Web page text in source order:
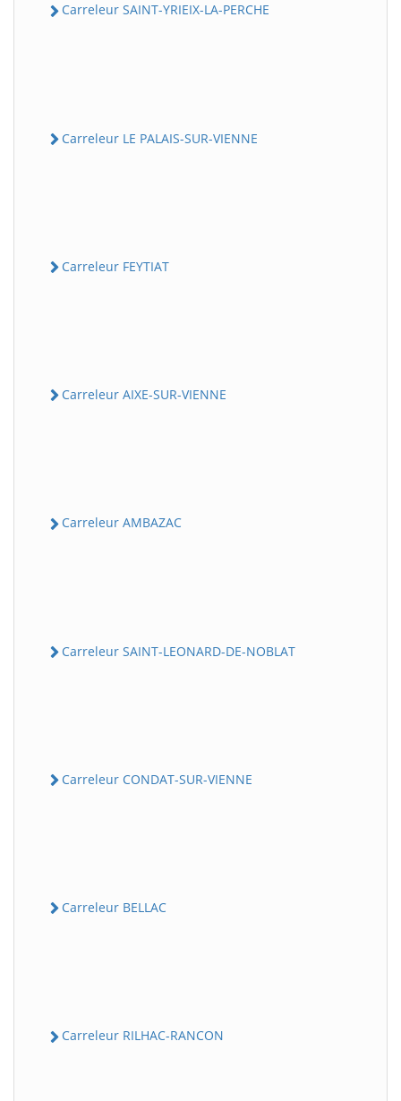
Carreleur SAINT-YRIEIX-LA-PERCHE
Carreleur LE PALAIS-SUR-VIENNE
Carreleur FEYTIAT
Carreleur AIXE-SUR-VIENNE
Carreleur AMBAZAC
Carreleur SAINT-LEONARD-DE-NOBLAT
Carreleur CONDAT-SUR-VIENNE
Carreleur BELLAC
Carreleur RILHAC-RANCON